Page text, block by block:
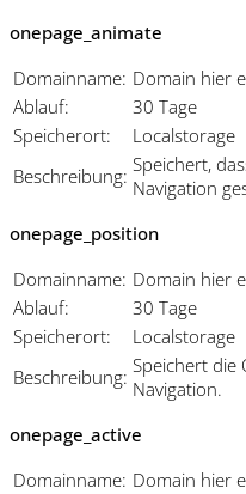
onepage_animate
Domainname: Domain hier
Ablauf:
30 Tage
Speicherort:
Localstorage
Beschreibung: Speichert,
Navigation
onepage_position
Domainname: Domain hier
Ablauf:
30 Tage
Speicherort:
Localstorage
Beschreibung: Speichert die
Navigation.
onepage_active
Domainname: Domain hier